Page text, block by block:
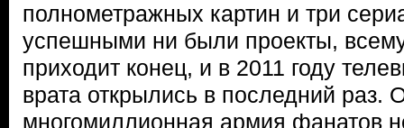
полнометражных картин и три
успешными ни были проекты,
приходит конец, и в 2011 году
врата открылись в последний раз.
многомиллионная армия фанатов